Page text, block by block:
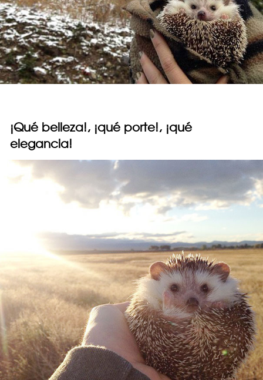
¡Qué belleza!, ¡qué porte!, ¡qué
elegancia!